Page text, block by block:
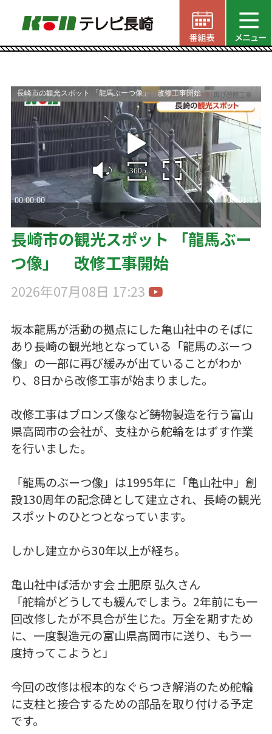
長崎市の観光スポット 「龍馬ぶー
つ像」 改修工事開始
2026年07月08日 17:23
坂本龍馬が活動の拠点にした亀山社中のそばに
あり長崎の観光地となっている「龍馬のぶーつ
像」の一部に再び緩みが出ていることがわか
り、8日から改修工事が始まりました。
改修工事はブロンズ像など鋳物製造を行う富山
県高岡市の会社が、支柱から舵輪をはずす作業
を行いました。
「龍馬のぶーつ像」は1995年に「亀山社中」創
設130周年の記念碑として建立され、長崎の観光
スポットのひとつとなっています。
しかし建立から30年以上が経ち。
亀山社中ば活かす会 土肥原 弘久さん
「舵輪がどうしても緩んでしまう。2年前にも一
回改修したが不具合が生じた。万全を期すため
に、一度製造元の富山県高岡市に送り、もう一
度持ってこようと」
今回の改修は根本的なぐらつき解消のため舵輪
に支柱と接合するための部品を取り付ける予定
です。